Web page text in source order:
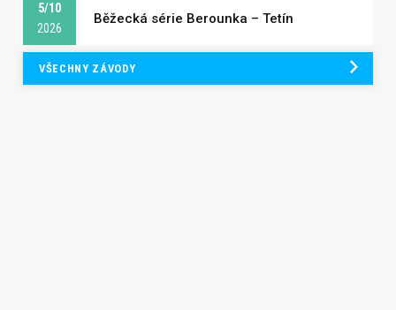
5/10
2026
Běžecká série Berounka – Tetín
VŠECHNY ZÁVODY